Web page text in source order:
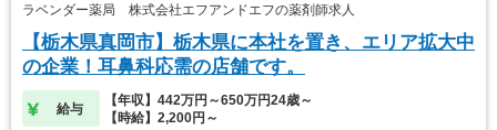
ラベンダー薬局 株式会社エフアンドエフの薬剤師求人
【栃木県真岡市】栃木県に本社を置き、エリア拡大中
の企業！耳鼻科応需の店舗です。
給与
【年収】442万円～650万円24歳～
【時給】2,200円～